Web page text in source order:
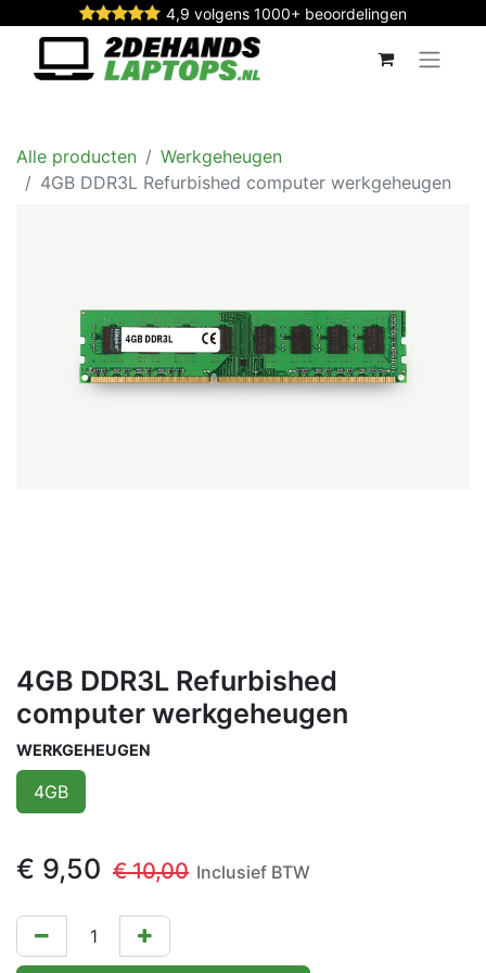
4,9 volgens 1000+ beoordelingen
Alle producten
Werkgeheugen
4GB DDR3L Refurbished computer werkgeheugen
4GB DDR3L Refurbished
computer werkgeheugen
WERKGEHEUGEN
4GB
€ 9,50 €10,00 Inclusief BTW